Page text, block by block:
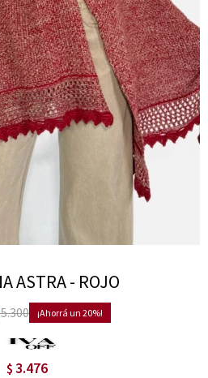
ASTRA - ROJO
5.300 20
$ 3.476